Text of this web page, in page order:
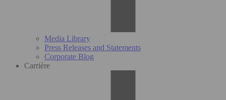
Media Library
Press Releases and Statements
Corporate Blog
Carrière